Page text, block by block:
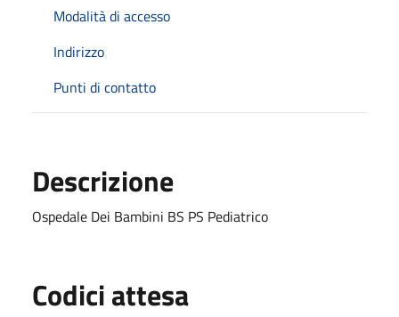
Modalità di accesso
Indirizzo
Punti di contatto
Descrizione
Ospedale Dei Bambini BS PS Pediatrico
Codici attesa